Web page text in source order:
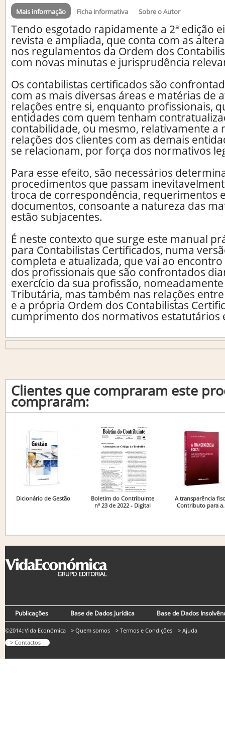
Mais informação Ficha informativa Sobre o Autor
Tendo esgotado rapidamente a 2ª edição
revista e ampliada, que conta com as
nos regulamentos da Ordem dos
com novas minutas e jurisprudência
Os contabilistas certificados são
com as mais diversas áreas e matérias de
relações entre si, enquanto profissionais,
entidades com quem tenham
contabilidade, ou mesmo, relativamente a
relações dos clientes com as demais
se relacionam, por força dos normativos
Para esse efeito, são necessários
procedimentos que passam
troca de correspondência, requerimentos
documentos, consoante a natureza das
estão subjacentes.
É neste contexto que surge este manual
para Contabilistas Certificados, numa
completa e atualizada, que vai ao
dos profissionais que são confrontados
exercício da sua profissão,
Tributária, mas também nas relações
e a própria Ordem dos Contabilistas
cumprimento dos normativos estatutários
Clientes que compraram este
compraram:
Dicionário de Gestão
Boletim do Contribuinte
nº 23 de 2022 - Digital
A transparência
Contributo para
Publicações Base de Dados Jurídica Base de Dados
©2014::Vida Económica
> Contactos
> Quem somos > Termos e Condições > Ajuda